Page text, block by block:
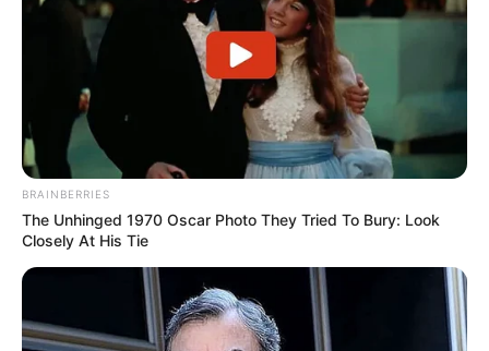
BRAINBERRIES
The Unhinged 1970 Oscar Photo They Tried To Bury: Look
Closely At His Tie